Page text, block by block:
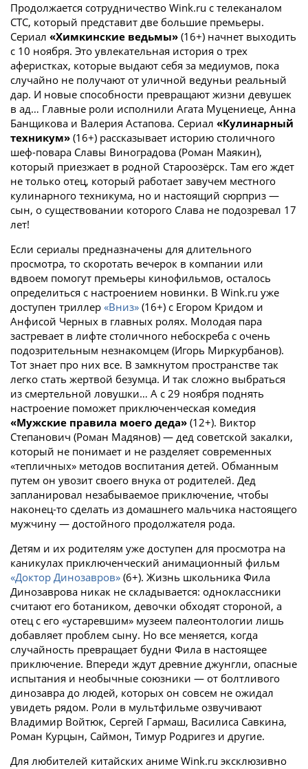
Продолжается сотрудничество Wink.ru c телеканалом
СТС, который представит две большие премьеры.
Сериал «Химкинские ведьмы» (16+) начнет выходить
с 10 ноября. Это увлекательная история о трех
аферистках, которые выдают себя за медиумов, пока
случайно не получают от уличной ведуньи реальный
дар. И новые способности превращают жизни девушек
в ад… Главные роли исполнили Агата Муцениеце, Анна
Банщикова и Валерия Астапова. Сериал «Кулинарный
техникум» (16+) рассказывает историю столичного
шеф-повара Славы Виноградова (Роман Маякин),
который приезжает в родной Староозёрск. Там его ждет
не только отец, который работает завучем местного
кулинарного техникума, но и настоящий сюрприз —
сын, о существовании которого Слава не подозревал 17
лет!
Если сериалы предназначены для длительного
просмотра, то скоротать вечерок в компании или
вдвоем помогут премьеры кинофильмов, осталось
определиться с настроением новинки. В Wink.ru уже
доступен триллер «Вниз» (16+) с Егором Кридом и
Анфисой Черных в главных ролях. Молодая пара
застревает в лифте столичного небоскреба с очень
подозрительным незнакомцем (Игорь Миркурбанов).
Тот знает про них все. В замкнутом пространстве так
легко стать жертвой безумца. И так сложно выбраться
из смертельной ловушки… А с 29 ноября поднять
настроение поможет приключенческая комедия
«Мужские правила моего деда» (12+). Виктор
Степанович (Роман Мадянов) — дед советской закалки,
который не понимает и не разделяет современных
«тепличных» методов воспитания детей. Обманным
путем он увозит своего внука от родителей. Дед
запланировал незабываемое приключение, чтобы
наконец-то сделать из домашнего мальчика настоящего
мужчину — достойного продолжателя рода.
Детям и их родителям уже доступен для просмотра на
каникулах приключенческий анимационный фильм
«Доктор Динозавров» (6+). Жизнь школьника Фила
Динозаврова никак не складывается: одноклассники
считают его ботаником, девочки обходят стороной, а
отец с его «устаревшим» музеем палеонтологии лишь
добавляет проблем сыну. Но все меняется, когда
случайность превращает будни Фила в настоящее
приключение. Впереди ждут древние джунгли, опасные
испытания и необычные союзники — от болтливого
динозавра до людей, которых он совсем не ожидал
увидеть рядом. Роли в мультфильме озвучивают
Владимир Войтюк, Сергей Гармаш, Василиса Савкина,
Роман Курцын, Саймон, Тимур Родригез и другие.
Для любителей китайских аниме Wink.ru эксклюзивно